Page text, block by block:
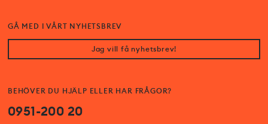
BEHÖVER DU HJÄLP ELLER HAR FRÅGOR?
0951-200 20
GÅ MED I VÅRT NYHETSBREV
Jag vill få nyhetsbrev!